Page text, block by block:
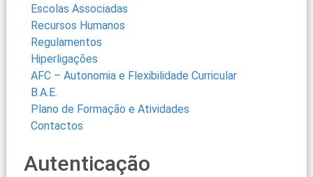
Escolas Associadas
Recursos Humanos
Regulamentos
Hiperligações
AFC – Autonomia e Flexibilidade Curricular
B.A.E.
Plano de Formação e Atividades
Contactos
Autenticação